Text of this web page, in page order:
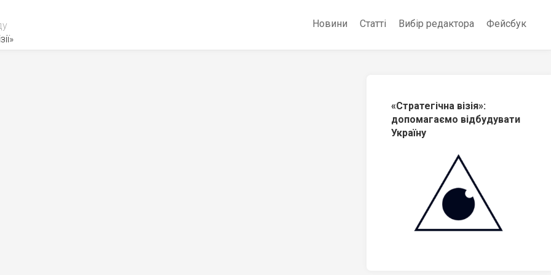
Новини Статті Вибір редактора Фейсбук
«Стратегічна візія»:
допомагаємо відбудувати
Україну